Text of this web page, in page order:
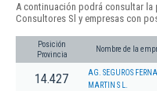
A continuación podrá consultar
Consultores Sl y empresas con
Posición
Provincia
Nombre de la
14.427
AG. SEGUROS
MARTIN S L.